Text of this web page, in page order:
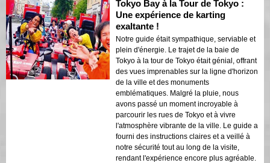
amusante d'explorer Tokyo. Elle offre une
perspective différente de la ville, vous
permettant de découvrir des trésors cachés
et de vivre la culture locale. Nous
recommandons vivement cette visite à
quiconque cherche une aventure
inoubliable à Tokyo. La combinaison d'un
encadrement expert, de paysages
époustouflants et de karting palpitant a fait
de cela un moment fort de notre voyage.
C'est un incontournable pour quiconque
recherche une aventure unique et excitante
à Tokyo.
Tokyo Bay à la Tour de Tokyo :
Une expérience de karting
exaltante !
Notre guide était sympathique, serviable et
plein d'énergie. Le trajet de la baie de
Tokyo à la tour de Tokyo était génial, offrant
des vues imprenables sur la ligne d'horizon
de la ville et des monuments
emblématiques. Malgré la pluie, nous
avons passé un moment incroyable à
parcourir les rues de Tokyo et à vivre
l'atmosphère vibrante de la ville. Le guide a
fourni des instructions claires et a veillé à
notre sécurité tout au long de la visite,
rendant l'expérience encore plus agréable.